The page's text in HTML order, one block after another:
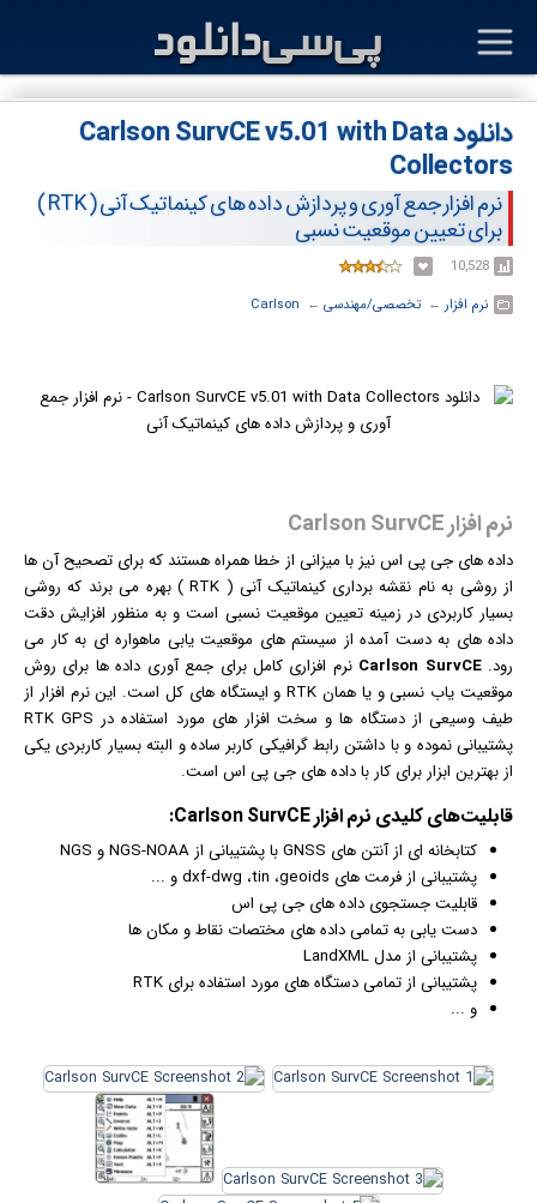
دانلود Carlson SurvCE v5.01 with Data
Collectors
نرم افزار جمع آوری و پردازش داده های کینماتیک آنی ( RTK )
برای تعیین موقعیت نسبی
10,528
نرم افزار ← ‏تخصصی/مهندسی ← ‏
Carlson
نرم افزار Carlson SurvCE
داده های جی پی اس نیز با میزانی از خطا همراه هستند که برای تصحیح آن ها
از روشی به نام نقشه برداری کینماتیک آنی ( RTK ) بهره می برند که روشی
بسیار کاربردی در زمینه تعیین موقعیت نسبی است و به منظور افزایش دقت
داده های به دست آمده از سیستم های موقعیت یابی ماهواره ای به کار می
رود.Carlson SurvCE نرم افزاری کامل برای جمع آوری داده ها برای روش
موقعیت یاب نسبی و یا همان RTK و ایستگاه های کل است. این نرم افزار از
طیف وسیعی از دستگاه ها و سخت افزار های مورد استفاده در RTK GPS
پشتیبانی نموده و با داشتن رابطگرافیکی کاربر ساده و البته بسیار کاربردی یکی
از بهترین ابزار برای کار با داده های جی پی اس است.
قابلیت‌های کلیدی نرم افزار
کتابخانه ای از آنتن های GNSS با پشتیبانی از NGS-NOAA و NGS
پشتیبانی از فرمت های dxf-dwg ،tin ،geoids و ...
قابلیت جستجوی داده های جی پی اس
دست یابی به تمامی داده های مختصات نقاط و مکان ها
پشتیبانی از مدل LandXML
پشتیبانی از تمامی دستگاه های مورد استفاده برای RTK
و ...